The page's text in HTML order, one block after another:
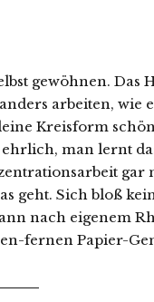
gewöhnen. Das
arbeiten, wie
Kreisform
man lernt
geht. Sich bloß
nach eigenem
fernen Papier-